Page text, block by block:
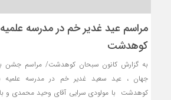
مراسم عید غدیر خم در مدرسه علمیه
کوهدشت
به گزارش کانون سبحان کوهدشت/ مراسم جشن
جهان ، عید سعید غدیر خم در مدرسه علمیه
کوهدشت با مولودی سرایی آقای وحید محمدی و